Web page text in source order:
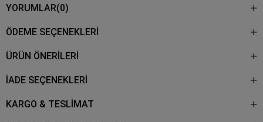
YORUMLAR(0)
ÖDEME SEÇENEKLERI
ÜRÜN ÖNERILERI
İADE SEÇENEKLERİ
KARGO & TESLİMAT